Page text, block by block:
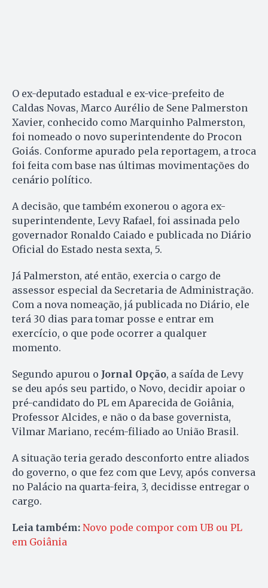
O ex-deputado estadual e ex-vice-prefeito de
Caldas Novas, Marco Aurélio de Sene Palmerston
Xavier, conhecido como Marquinho Palmerston,
foi nomeado o novo superintendente do Procon
Goiás. Conforme apurado pela reportagem, a troca
foi feita com base nas últimas movimentações do
cenário político.
A decisão, que também exonerou o agora ex-
superintendente, Levy Rafael, foi assinada pelo
governador Ronaldo Caiado e publicada no Diário
Oficial do Estado nesta sexta, 5.
Já Palmerston, até então, exercia o cargo de
assessor especial da Secretaria de Administração.
Com a nova nomeação, já publicada no Diário, ele
terá 30 dias para tomar posse e entrar em
exercício, o que pode ocorrer a qualquer
momento.
Segundo apurou o Jornal Opção, a saída de Levy
se deu após seu partido, o Novo, decidir apoiar o
pré-candidato do PL em Aparecida de Goiânia,
Professor Alcides, e não o da base governista,
Vilmar Mariano, recém-filiado ao União Brasil.
A situação teria gerado desconforto entre aliados
do governo, o que fez com que Levy, após conversa
no Palácio na quarta-feira, 3, decidisse entregar o
cargo.
Leia também: Novo pode compor com UB ou PL
em Goiânia